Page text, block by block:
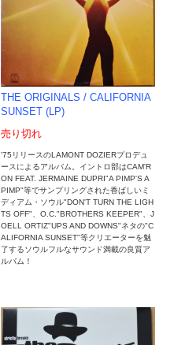
THE ORIGINALS ‎/ CALIFORNIA
SUNSET (LP)
売り切れ
'75リリースのLAMONT DOZIERプロデュ
ースによるアルバム。イントロ部はCAM'R
ON FEAT. JERMAINE DUPRI"A PIMP'S A
PIMP"等でサンプリングされた香ばしいミ
ディアム・ソウル"DON'T TURN THE LIGH
TS OFF"、O.C."BROTHERS KEEPER"、J
OELL ORTIZ"UPS AND DOWNS"ネタの"C
ALIFORNIA SUNSET"等クリエーターを魅
了するソウルフルなサウンド満載の良質ア
ルバム！